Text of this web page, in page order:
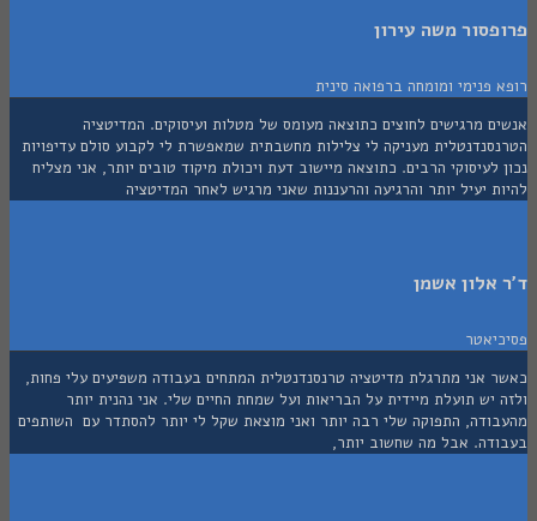
משה עירון
פנימי ומומחה ברפואה סינית
מרגישים לחוצים כתוצאה מעומס של מטלות ועיסוקים. המדיטציה
מעניקה לי צלילות מחשבתית שמאפשרת לי לקבוע סולם עדיפויות
לעיסוקי הרבים. כתוצאה מיישוב דעת ויכולת מיקוד טובים יותר, אני מצליח
יעיל יותר והרגיעה והרעננות שאני מרגיש לאחר המדיטציה
אשמן
אני מתרגלת מדיטציה טרנסנדנטלית המתחים בעבודה משפיעים עלי פחות,
יש תועלת מיידית על הבריאות ועל שמחת החיים שלי. אני נהנית יותר
התפוקה שלי רבה יותר ואני מוצאת שקל לי יותר להסתדר עם השותפים
אבל מה שחשוב יותר,